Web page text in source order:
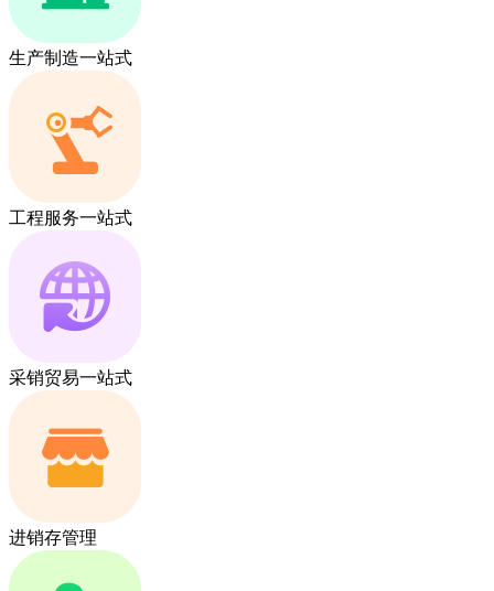
生产制造一站式
工程服务一站式
采销贸易一站式
进销存管理